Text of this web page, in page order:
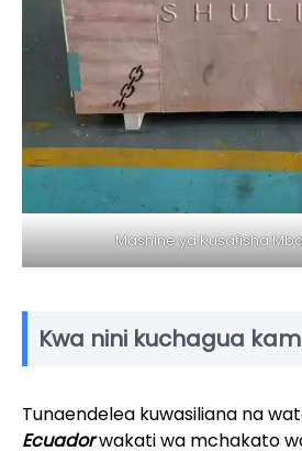
Mashine ya Kusafisha
Kwa nini kuchagua
Tunaendelea kuwasiliana na
Ecuadorwakati wa mchakato